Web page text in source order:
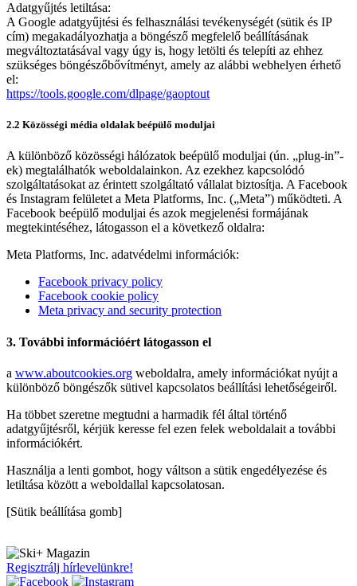
Adatgyűjtés letiltása:
A Google adatgyűjtési és felhasználási tevékenységét (sütik és IP
cím) megakadályozhatja a böngésző megfelelő beállításának
megváltoztatásával vagy úgy is, hogy letölti és telepíti az ehhez
szükséges böngészőbővítményt, amely az alábbi webhelyen érhető
el:
https://tools.google.com/dlpage/gaoptout
2.2 Közösségi média oldalak beépülő moduljai
A különböző közösségi hálózatok beépülő moduljai (ún. „plug-in”-
ek) megtalálhatók weboldalainkon. Az ezekhez kapcsolódó
szolgáltatásokat az érintett szolgáltató vállalat biztosítja. A Facebook
és Instagram felületet a Meta Platforms, Inc. („Meta”) működteti. A
Facebook beépülő moduljai és azok megjelenési formájának
megtekintéséhez, látogasson el a következő oldalra:
Meta Platforms, Inc. adatvédelmi információk:
Facebook privacy policy
Facebook cookie policy
Meta privacy and security protection
3. További információért látogasson el
a www.aboutcookies.org weboldalra, amely információkat nyújt a
különböző böngészők sütivel kapcsolatos beállítási lehetőségeiről.
Ha többet szeretne megtudni a harmadik fél által történő
adatgyűjtésről, kérjük keresse fel ezen felek weboldalait a további
információkért.
Használja a lenti gombot, hogy váltson a sütik engedélyezése és
letiltása között a weboldallal kapcsolatosan.
[Sütik beállítása gomb]
Regisztrálj hírlevelünkre!